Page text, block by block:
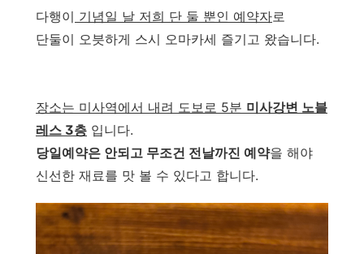
다행이 기념일 날 저희 단 둘 뿐인 예약자로
단둘이 오븟하게 스시 오마카세 즐기고 왔습니다.
장소는 미사역에서 내려 도보로 5분 미사강변 노블
레스 3층 입니다.
당일예약은 안되고 무조건 전날까진 예약을 해야
신선한 재료를 맛 볼 수 있다고 합니다.